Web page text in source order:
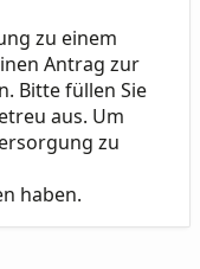
zu einem
Antrag zur
Bitte füllen Sie
aus. Um
zu
haben.